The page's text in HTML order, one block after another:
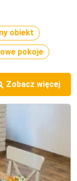
obiekt
pokoje
Zobacz więcej